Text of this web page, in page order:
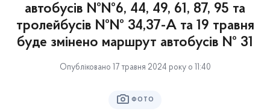
автобусів №№6, 44, 49, 61, 87, 95 та
тролейбусів №№ 34,37-А та 19 травня
буде змінено маршрут автобусів № 31
Опубліковано 17 травня 2024 року о 11:40
ФОТО